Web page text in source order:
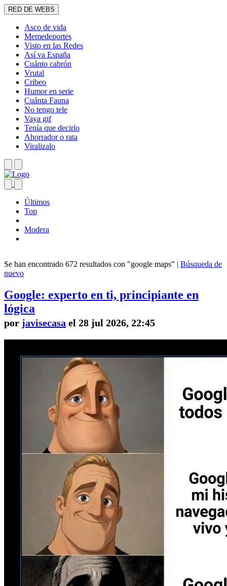
RED DE WEBS
Asco de vida
Memedeportes
Visto en las Redes
Así va España
Cuánto cabrón
Vrutal
Cribeo
Humor en serie
Cuánta Fauna
No tengo tele
Vaya gif
Tenía que decirlo
Ahorrador o rata
Viralizalo
Últimos
Top
Modera
Se han encontrado 672 resultados con "google maps" | Búsqueda de
nuevo
Google: experto en ti, principiante en
lógica
por javisecasa el 28 jul 2026, 22:45